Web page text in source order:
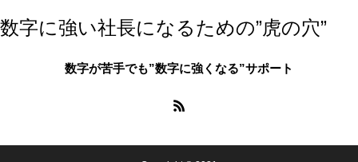
数字に強い社長になるための”虎の穴”
数字が苦手でも”数字に強くなる”サポート